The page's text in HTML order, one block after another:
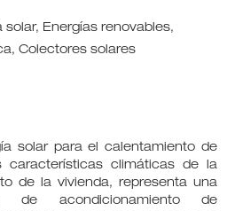
solar, Energías renovables,
Colectores solares
solar para el calentamiento de
características climáticas de la
de la vivienda, representa una
de acondicionamiento de